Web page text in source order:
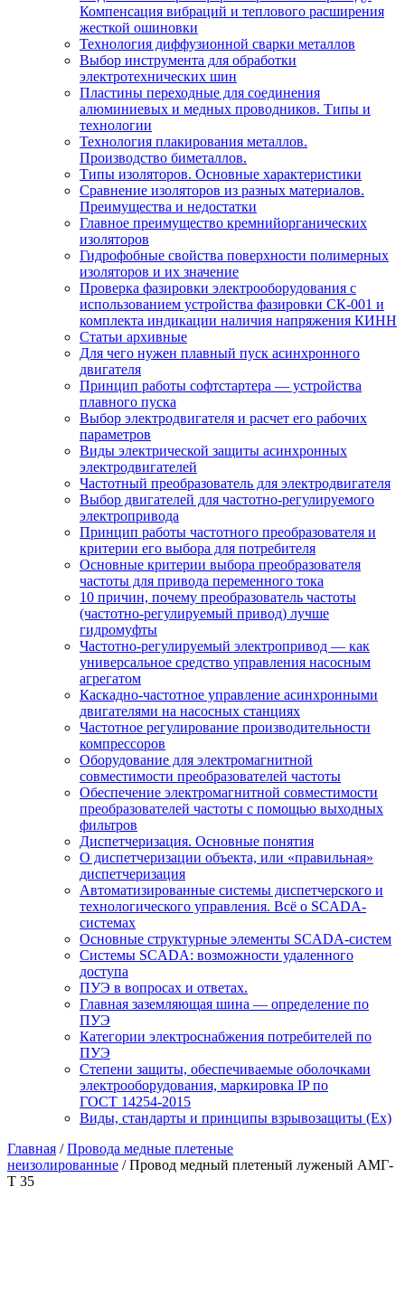
Компенсация вибраций и теплового расширения
жесткой ошиновки
Технология диффузионной сварки металлов
Выбор инструмента для обработки
электротехнических шин
Пластины переходные для соединения
алюминиевых и медных проводников. Типы и
технологии
Технология плакирования металлов.
Производство биметаллов.
Типы изоляторов. Основные характеристики
Сравнение изоляторов из разных материалов.
Преимущества и недостатки
Главное преимущество кремнийорганических
изоляторов
Гидрофобные свойства поверхности поли мерных
изоляторов и их значение
Проверка фазировки электрооборудования с
использованием устройства фазировки СК-001 и
комплекта индикации наличия напряжения КИНН
Статьи архивные
Для чего нужен плавный пуск асинхронного
двигателя
Принцип работы софтстартера — устройства
плавного пуска
Выбор электродвигателя и расчет его рабочих
параметров
Виды электрической защиты асинхронных
электродвигателей
Частотный преобразователь для электродвигателя
Выбор двигателей для частотно-регулируемого
электропривода
Принцип работы частотного преобразователя и
критерии его выбора для потребителя
Основные критерии выбора преобразователя
частоты для привода переменного тока
10 причин, почему преобразователь частоты
(частотно-регулируемый привод) лучше
гидромуфты
Частотно-регулируемый электропривод — как
универсальное средство управления насосным
агрегатом
Каскадно-частотное управление асинхронными
двигателями на насосных станциях
Частотное регулирование производительности
компрессоров
Оборудование для электромагнитной
совместимости преобразователей частоты
Обеспечение электромагнитной совместимости
преобразователей частоты с помощью выходных
фильтров
Диспетчеризация. Основные понятия
О диспетчеризации объекта, или «правильная»
диспетчеризация
Автоматизированные системы диспетчерского и
технологического управления. Всё о SCADA-
системах
Основные структурные элементы SCADA-систем
Системы SCADA: возможности удаленного
доступа
ПУЭ в вопросах и ответах.
Главная заземляющая шина — определение по
ПУЭ
Категории электроснабжения потребителей по
ПУЭ
Степени защиты, обеспечиваемые оболочками
электрооборудования, маркировка IP по
ГОСТ 14254-2015
Виды, стандарты и принципы взрывозащиты (Ex)
Главная /Провода медные плетеные
неизолированные / Провод медный плетеный луженый АМГ-
Т 35